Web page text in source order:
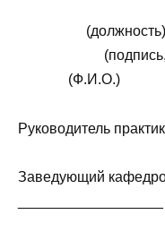
(подпись,
(Ф.И.О.)
Руководитель
Заведующий